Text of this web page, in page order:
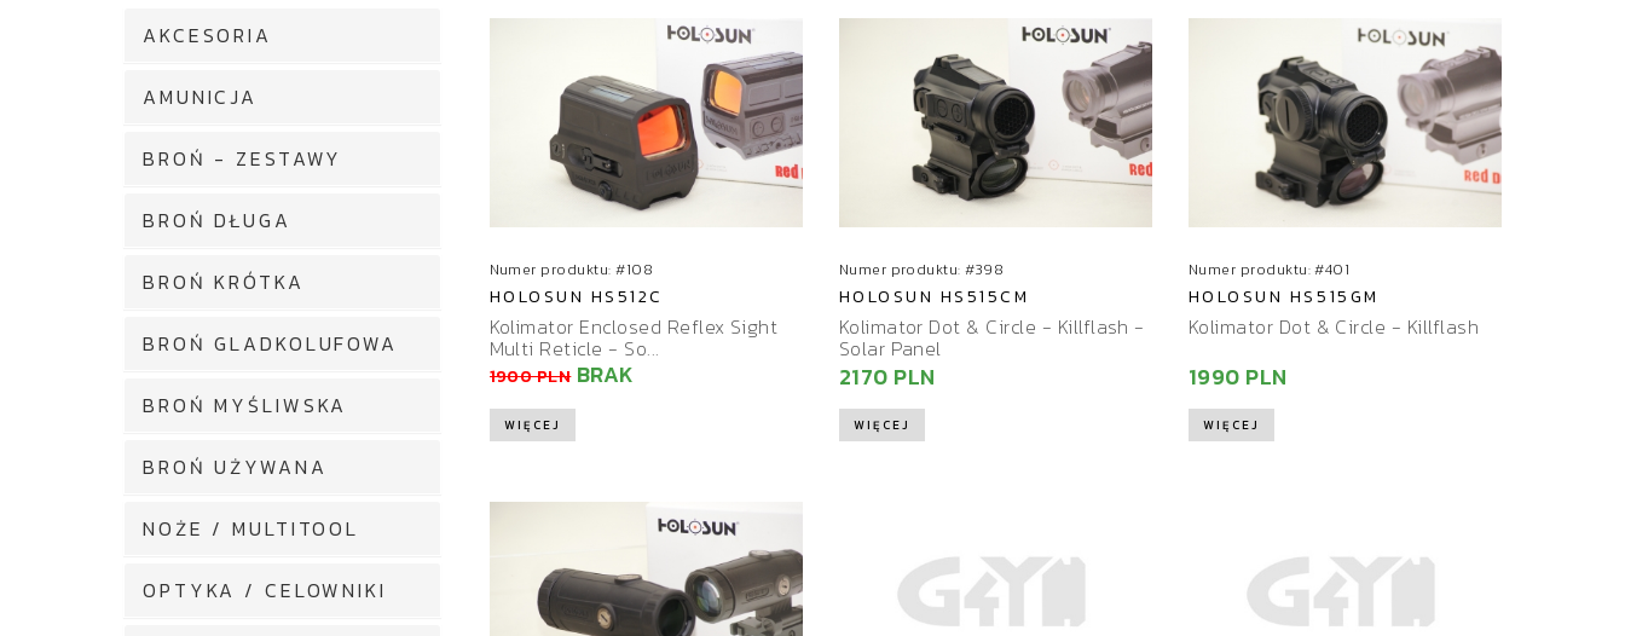
AKCESORIA
AMUNICJA
BROŃ - ZESTAWY
BROŃ DŁUGA
BROŃ KRÓTKA
BROŃ GLADKOLUFOWA
BROŃ MYŚLIWSKA
BROŃ UŻYWANA
NOŻE / MULTITOOL
OPTYKA / CELOWNIKI
r
Numer produktu: #108
HOLOSUN HS512C
Kolimator Enclosed Reflex Sight
Multi Reticle - So...
1900 PLNBRAK
WIĘCEJ
Numer produktu: #398
HOLOSUN HS515CM
Kolimator Dot & Circle - Killflash -
Solar Panel
2170 PLN
WIĘCEJ
Numer produktu: #401
HOLOSUN HS515GM
Kolimator Dot & Circle - Killflash
1990 PLN
WIĘCEJ